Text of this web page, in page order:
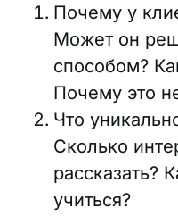
Почему у
Может он
способом?
Почему это
Что
Сколько
рассказать?
учиться?